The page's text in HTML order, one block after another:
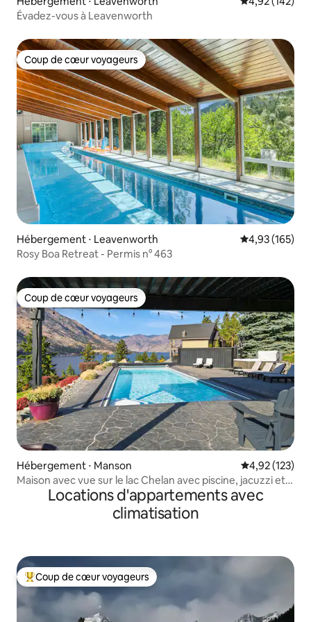
Évadez-vous à Leavenworth
Coup de cœur voyageurs
Coup de cœur voyageurs
Hébergement ⋅ Leavenworth Évaluation
4,93 (165)
Rosy Boa Retreat - Permis n° 463
Coup de cœur voyageurs
Coup de cœur voyageurs
Hébergement ⋅ Manson Évaluation
4,92 (123)
Maison avec vue sur le lac Chelan avec piscine, jacuzzi et
Locations d'appartements avec
climatisation
Coups de cœur voyageurs les plus appréciés
Coup de cœur voyageurs